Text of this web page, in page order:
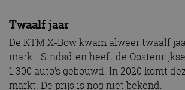
Twaalf jaar
De KTM X-Bow kwam alweer twaalf
markt. Sindsdien heeft de
1.300 auto’s gebouwd. In 2020 komt
markt. De prijs is nog niet bekend.